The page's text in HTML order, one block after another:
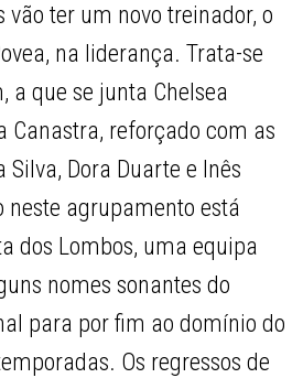
ter um novo treinador, o
na liderança. Trata-se
a que se junta Chelsea
Canastra, reforçado com as
Dora Duarte e Inês
neste agrupamento está
dos Lombos, uma equipa
nomes sonantes do
para por fim ao domínio do
Os regressos de